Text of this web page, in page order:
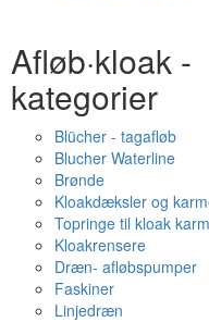
Afløb·kloak -
kategorier
Blücher - tagafløb
Blucher Waterline
Brønde
Kloakdæksler og
Topringe til kloak
Kloakrensere
Dræn- afløbspumper
Faskiner
Linjedræn